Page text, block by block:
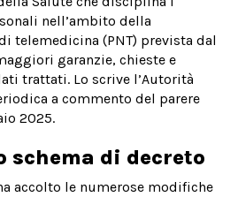
nell’ambito della
telemedicina (PNT) prevista dal
garanzie, chieste e
trattati. Lo scrive l’Autorità
a commento del parere
2025.
schema di decreto
accolto le numerose modifiche